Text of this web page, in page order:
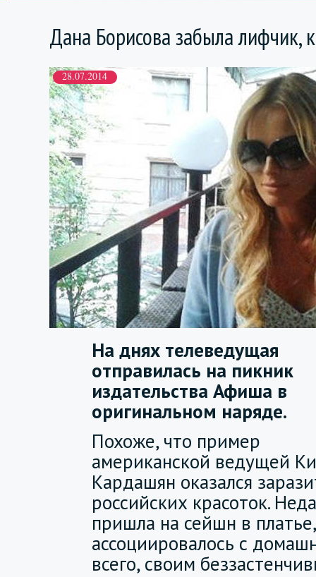
Дана Борисова забыла лифчик,
28.07.2014
На днях телеведущая
отправилась на пикник
издательства Афиша в
оригинальном наряде.
Похоже, что пример
американской ведущей
Кардашян оказался
российских красоток.
пришла на сейшн в
ассоциировалось с
всего, своим